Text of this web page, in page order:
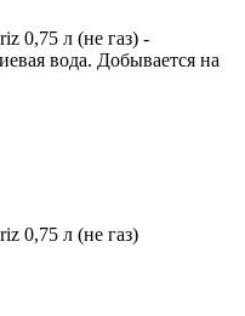
0,75 л (не газ) -
вода. Добывается на
0,75 л (не газ)